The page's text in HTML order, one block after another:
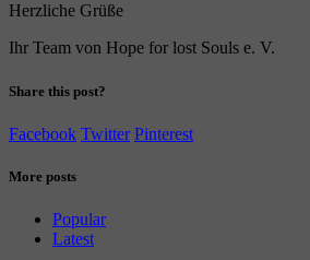
Herzliche Grüße
Ihr Team von Hope for lost Souls e. V.
Share this post?
Facebook Twitter Pinterest
More posts
Popular
Latest